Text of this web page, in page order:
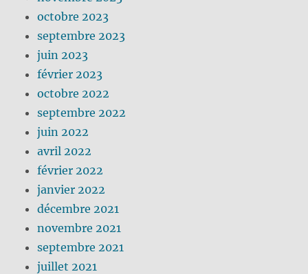
octobre 2023
septembre 2023
juin 2023
février 2023
octobre 2022
septembre 2022
juin 2022
avril 2022
février 2022
janvier 2022
décembre 2021
novembre 2021
septembre 2021
juillet 2021